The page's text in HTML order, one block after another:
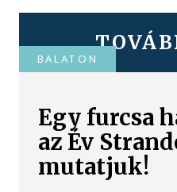
BALATON
Egy furcsa
az Év
mutatjuk!